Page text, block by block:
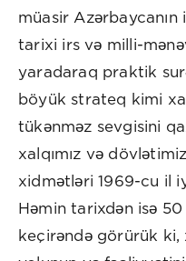
müasir Azərbaycanın
tarixi irs və milli-
yaradaraq praktik
böyük strateq kimi
tükənməz sevgisini
xalqımız və
xidmətləri 1969-cu il
Həmin tarixdən isə
keçirəndə görürük ki,